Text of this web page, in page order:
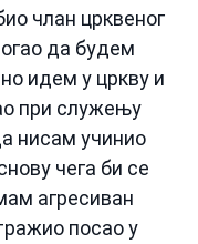
члан црквеног
да будем
идем у цркву и
при служењу
нисам учинио
чега би се
агресиван
посао у